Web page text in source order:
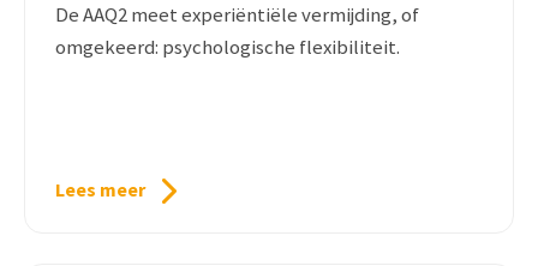
De AAQ2 meet experiëntiële vermijding, of
omgekeerd: psychologische flexibiliteit.
Lees meer